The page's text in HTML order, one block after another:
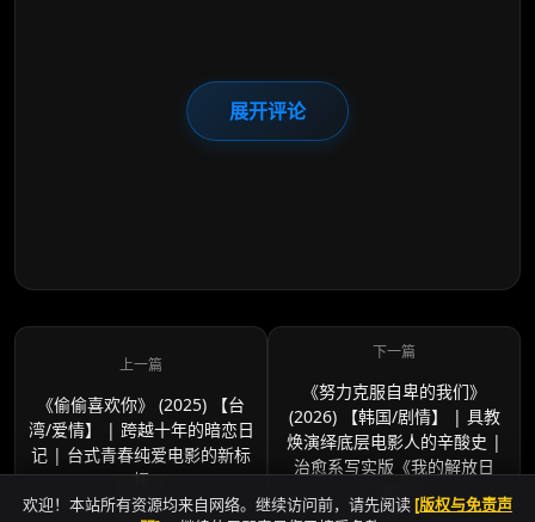
展开评论
《偷偷喜欢你》 (2025) 【台
湾/爱情】 | 跨越十年的暗恋日
记 | 台式青春纯爱电影的新标
杆
《努力克服自卑的我们》
(2026) 【韩国/剧情】 | 具教
焕演绎底层电影人的辛酸史 |
治愈系写实版《我的解放日
志》
欢迎！本站所有资源均来自网络。继续访问前，请先阅读 [版权与免责声